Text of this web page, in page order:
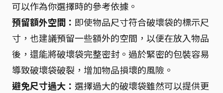
可以作為你選擇時的參考依據。
預留額外空間： 即使物品尺寸符合破壞袋的標示尺
寸，也建議預留一些額外的空間，以便在放入物品
後，還能將破壞袋完整密封。過於緊密的包裝容易
導致破壞袋破裂，增加物品損壞的風險。
避免尺寸過大： 選擇過大的破壞袋雖然可以提供更